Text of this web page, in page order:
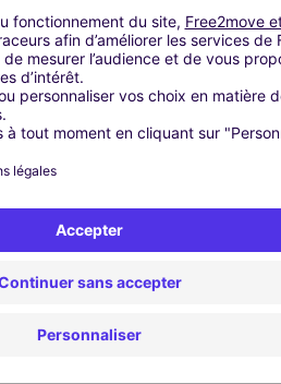
indiquée pour le Parking
votre place étant réservée.
sur le voucher PDF envoyé dans
pour sortir du parking.
n'appuyez pas sur le bouton «